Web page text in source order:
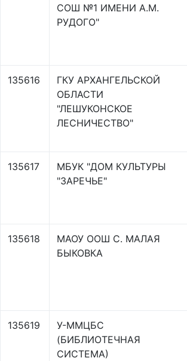
СОШ №1 ИМЕНИ А.М.
РУДОГО"
135616
ГКУ АРХАНГЕЛЬСКОЙ
ОБЛАСТИ
"ЛЕШУКОНСКОЕ
ЛЕСНИЧЕСТВО"
135617
МБУК "ДОМ КУЛЬТУРЫ
"ЗАРЕЧЬЕ"
135618
МАОУ ООШ С. МАЛАЯ
БЫКОВКА
135619
У-ММЦБС
(БИБЛИОТЕЧНАЯ
СИСТЕМА)